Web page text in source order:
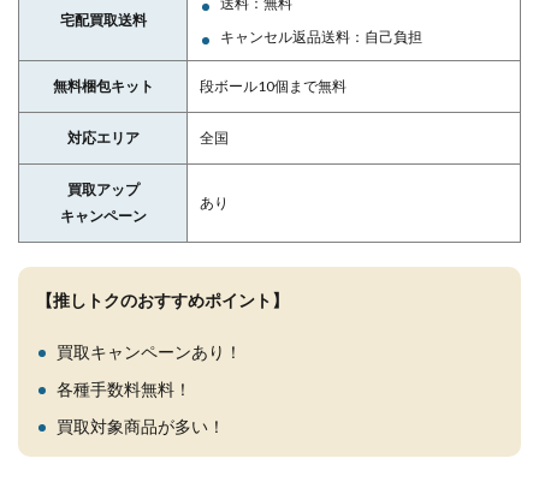
宅配買取送料
キャンセル返品送料：自己負担
無料梱包キット 段ボール10個まで無料
対応エリア 全国
買取アップ
キャンペーン
あり
【推しトクのおすすめポイント】
買取キャンペーンあり！
各種手数料無料！
買取対象商品が多い！